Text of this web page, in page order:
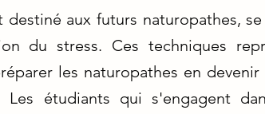
aux futurs naturopathes,
du stress. Ces techniques
les naturopathes en
étudiants qui s'engagent